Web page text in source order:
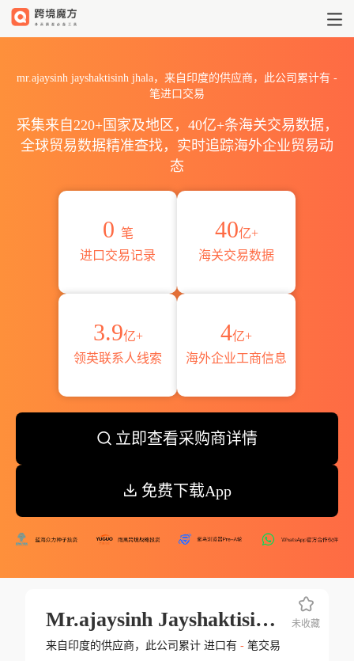
mr.ajaysinh jayshaktisinh jhala，来自印度的供应商，此公司累计有 -
笔进口交易
采集来自220+国家及地区，40亿+条海关交易数据，
全球贸易数据精准查找，实时追踪海外企业贸易动
态
0 笔
进口交易记录
40亿+
海关交易数据
3.9亿+
领英联系人线索
4亿+
海外企业工商信息
立即查看采购商详情
免费下载App
Mr.ajaysinh Jayshaktisinh Jhala
来自印度的供应商，此公司累计 进口有 -笔交易
未收藏